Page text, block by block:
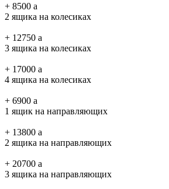
+ 8500 a
2 ящика на колесиках
+ 12750 a
3 ящика на колесиках
+ 17000 a
4 ящика на колесиках
+ 6900 a
1 ящик на направляющих
+ 13800 a
2 ящика на направляющих
+ 20700 a
3 ящика на направляющих